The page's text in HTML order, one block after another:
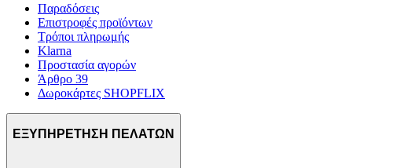
Παραδόσεις
Επιστροφές προϊόντων
Τρόποι πληρωμής
Klarna
Προστασία αγορών
Άρθρο 39
Δωροκάρτες SHOPFLIX
ΕΞΥΠΗΡΕΤΗΣΗ ΠΕΛΑΤΩΝ